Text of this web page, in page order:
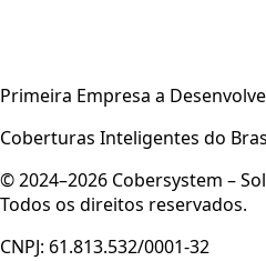
Primeira Empresa a
Coberturas Inteligentes do
© 2024–2026 Cobersystem –
Todos os direitos reservados.
CNPJ: 61.813.532/0001-32